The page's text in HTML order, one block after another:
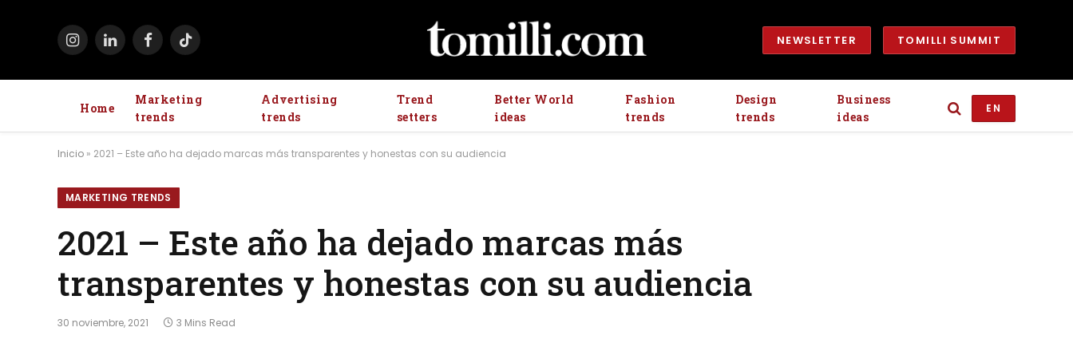
InstagramLinkedInFacebook
TikTok NEWSLETTER TOMILLI SUMMIT
Home
Marketing
trends
Advertising
trends
Trend
setters
Better World
ideas
Fashion
trends
Design
trends
Business
ideas
EN
Inicio » 2021 – Este año ha dejado marcas más transparentes y honestas con su audiencia
MARKETING TRENDS
2021 – Este año ha dejado marcas más
transparentes y honestas con su audiencia
30 noviembre, 2021 3 Mins Read